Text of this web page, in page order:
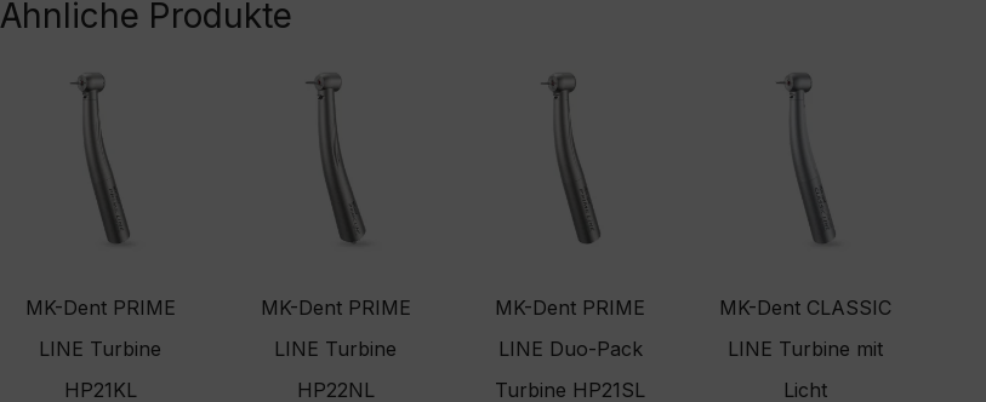
Ähnliche Produkte
MK-Dent PRIME
LINE Turbine
HP21KL
MK-Dent PRIME
LINE Turbine
HP22NL
MK-Dent PRIME
LINE Duo-Pack
Turbine HP21SL
MK-Dent CLASSIC
LINE Turbine mit
Licht